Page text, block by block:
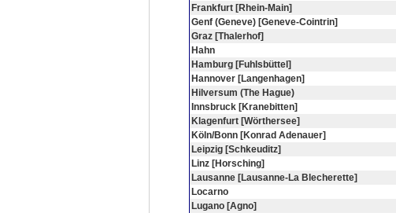
Frankfurt [Rhein-Main]
Genf (Geneve) [Geneve-Cointrin]
Graz [Thalerhof]
Hahn
Hamburg [Fuhlsbüttel]
Hannover [Langenhagen]
Hilversum (The Hague)
Innsbruck [Kranebitten]
Klagenfurt [Wörthersee]
Köln/Bonn [Konrad Adenauer]
Leipzig [Schkeuditz]
Linz [Horsching]
Lausanne [Lausanne-La Blecherette]
Locarno
Lugano [Agno]